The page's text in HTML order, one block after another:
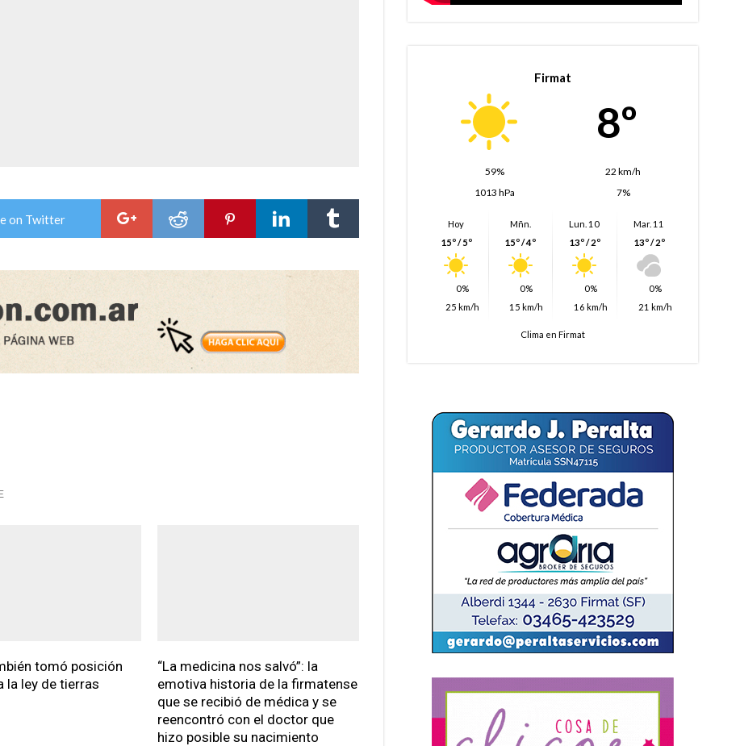
on Twitter
tomó posición
la ley de tierras
“La medicina nos salvó”: la
emotiva historia de la firmatense
que se recibió de médica y se
reencontró con el doctor que
hizo posible su nacimiento
Firmat
8º
59%
22 km/h
1013 hPa
7%
Hoy
15º / 5º
0%
25 km/h
Mñn.
15º / 4º
0%
15 km/h
Lun. 10
13º / 2º
0%
16 km/h
Mar. 11
13º / 2º
0%
21 km/h
Clima en Firmat